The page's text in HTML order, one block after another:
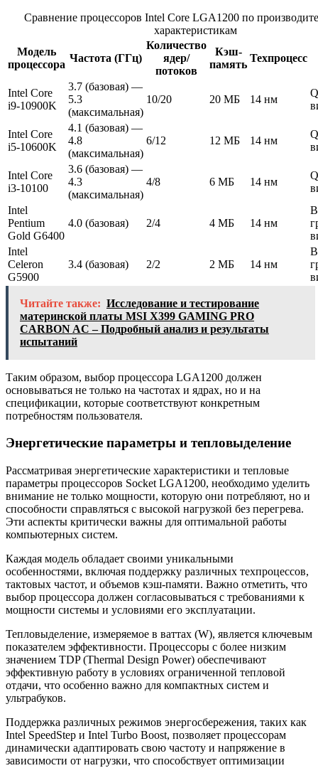
Сравнение процессоров Intel Core LGA1200 по
характеристикам
Модель
процессора
Частота (ГГц)
Количество
ядер/
потоков
Кэш-
память
Техпроцесс
Intel Core
i9-10900K
3.7 (базовая) —
5.3
(максимальная)
10/20 20 МБ 14 нм
Intel Core
i5-10600K
4.1 (базовая) —
4.8
(максимальная)
6/12 12 МБ 14 нм
Intel Core
i3-10100
3.6 (базовая) —
4.3
(максимальная)
4/8 6 МБ 14 нм
Intel
Pentium
Gold G6400
4.0 (базовая) 2/4 4 МБ 14 нм
Intel
Celeron
G5900
3.4 (базовая) 2/2 2 МБ 14 нм
Читайте также: Исследование и тестирование
материнской платы MSI X399 GAMING PRO
CARBON AC – Подробный анализ и результаты
испытаний
Таким образом, выбор процессора LGA1200 должен
основываться не только на частотах и ядрах, но и на
спецификации, которые соответствуют конкретным
потребностям пользователя.
Энергетические параметры и тепловыделение
Рассматривая энергетические характеристики и тепловые
параметры процессоров Socket LGA1200, необходимо уделить
внимание не только мощности, которую они потребляют, но и
способности справляться с высокой нагрузкой без перегрева.
Эти аспекты критически важны для оптимальной работы
компьютерных систем.
Каждая модель обладает своими уникальными
особенностями, включая поддержку различных техпроцессов,
тактовых частот, и объемов кэш-памяти. Важно отметить, что
выбор процессора должен согласовываться с требованиями к
мощности системы и условиями его эксплуатации.
Тепловыделение, измеряемое в ваттах (W), является ключевым
показателем эффективности. Процессоры с более низким
значением TDP (Thermal Design Power) обеспечивают
эффективную работу в условиях ограниченной тепловой
отдачи, что особенно важно для компактных систем и
ультрабуков.
Поддержка различных режимов энергосбережения, таких как
Intel SpeedStep и Intel Turbo Boost, позволяет процессорам
динамически адаптировать свою частоту и напряжение в
зависимости от нагрузки, что способствует оптимизации